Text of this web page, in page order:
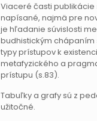
Viaceré časti
napísané, najmä pre
je hľadanie súvislosti
budhistickým
typy prístupov k
metafyzického a
prístupu (s.83).
Tabuľky a grafy sú z
užitočné.